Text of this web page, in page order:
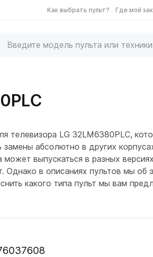
Как выбрать пульт? Где мой
телевизора LG 32LM6380PLC,
абсолютно в других
выпускаться в разных
Однако в описаниях пультов мы
какого типа пульт мы вам